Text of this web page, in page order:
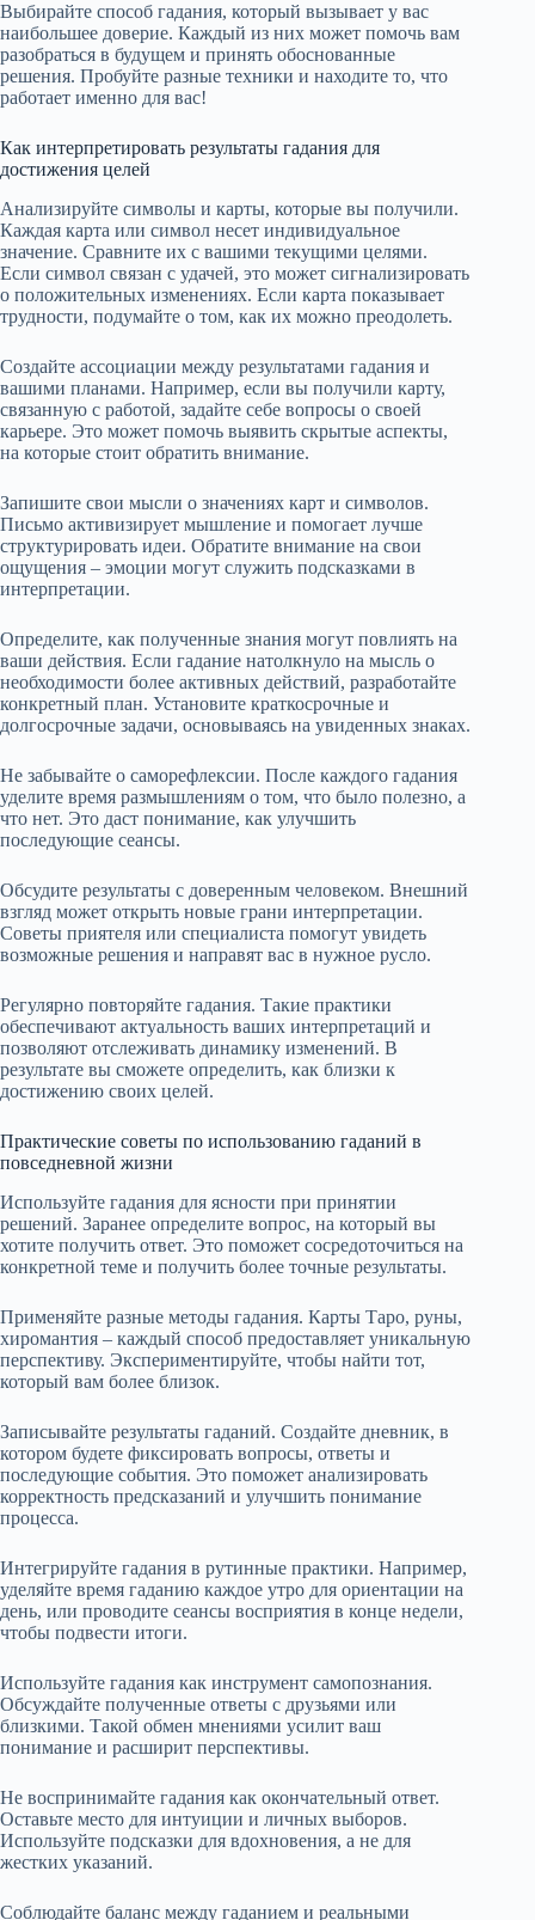
Выбирайте способ гадания, который вызывает у вас
наибольшее доверие. Каждый из них может помочь вам
разобраться в будущем и принять обоснованные
решения. Пробуйте разные техники и находите то, что
работает именно для вас!
Как интерпретировать результаты гадания для
достижения целей
Анализируйте символы и карты, которые вы получили.
Каждая карта или символ несет индивидуальное
значение. Сравните их с вашими текущими целями.
Если символ связан с удачей, это может сигнализировать
о положительных изменениях. Если карта показывает
трудности, подумайте о том, как их можно преодолеть.
Создайте ассоциации между результатами гадания и
вашими планами. Например, если вы получили карту,
связанную с работой, задайте себе вопросы о своей
карьере. Это может помочь выявить скрытые аспекты,
на которые стоит обратить внимание.
Запишите свои мысли о значениях карт и символов.
Письмо активизирует мышление и помогает лучше
структурировать идеи. Обратите внимание на свои
ощущения – эмоции могут служить подсказками в
интерпретации.
Определите, как полученные знания могут повлиять на
ваши действия. Если гадание натолкнуло на мысль о
необходимости более активных действий, разработайте
конкретный план. Установите краткосрочные и
долгосрочные задачи, основываясь на увиденных знаках.
Не забывайте о саморефлексии. После каждого гадания
уделите время размышлениям о том, что было полезно, а
что нет. Это даст понимание, как улучшить
последующие сеансы.
Обсудите результаты с доверенным человеком. Внешний
взгляд может открыть новые грани интерпретации.
Советы приятеля или специалиста помогут увидеть
возможные решения и направят вас в нужное русло.
Регулярно повторяйте гадания. Такие практики
обеспечивают актуальность ваших интерпретаций и
позволяют отслеживать динамику изменений. В
результате вы сможете определить, как близки к
достижению своих целей.
Практические советы по использованию гаданий в
повседневной жизни
Используйте гадания для ясности при принятии
решений. Заранее определите вопрос, на который вы
хотите получить ответ. Это поможет сосредоточиться на
конкретной теме и получить более точные результаты.
Применяйте разные методы гадания. Карты Таро, руны,
хиромантия – каждый способ предоставляет уникальную
перспективу. Экспериментируйте, чтобы найти тот,
который вам более близок.
Записывайте результаты гаданий. Создайте дневник, в
котором будете фиксировать вопросы, ответы и
последующие события. Это поможет анализировать
корректность предсказаний и улучшить понимание
процесса.
Интегрируйте гадания в рутинные практики. Например,
уделяйте время гаданию каждое утро для ориентации на
день, или проводите сеансы восприятия в конце недели,
чтобы подвести итоги.
Используйте гадания как инструмент самопознания.
Обсуждайте полученные ответы с друзьями или
близкими. Такой обмен мнениями усилит ваш
понимание и расширит перспективы.
Не воспринимайте гадания как окончательный ответ.
Оставьте место для интуиции и личных выборов.
Используйте подсказки для вдохновения, а не для
жестких указаний.
Соблюдайте баланс между гаданием и реальными